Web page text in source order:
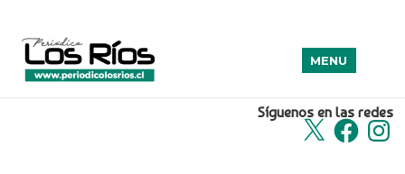
Síguenos en las redes
X Facebook
MENU